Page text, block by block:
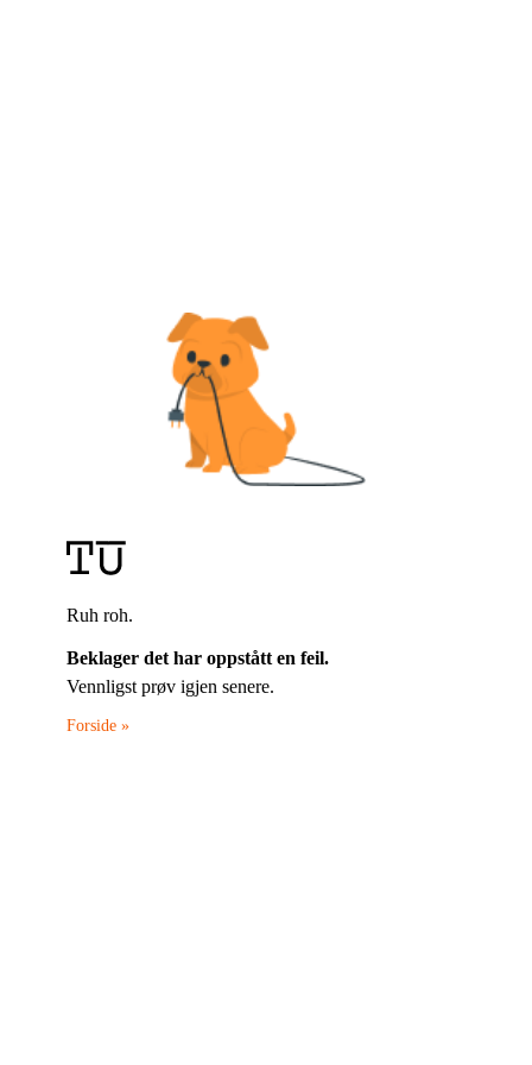
Ruh roh.
Beklager det har oppstått en feil.
Vennligst prøv igjen senere.
Forside »